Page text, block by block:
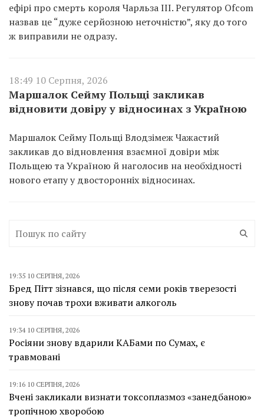
ефірі про смерть короля Чарльза III. Регулятор Ofcom
назвав це “дуже серйозною неточністю”, яку до того
ж виправили не одразу.
18:49 10 Серпня, 2026
Маршалок Сейму Польщі закликав
відновити довіру у відносинах з Україною
Маршалок Сейму Польщі Влодзімеж Чажастий
закликав до відновлення взаємної довіри між
Польщею та Україною й наголосив на необхідності
нового етапу у двосторонніх відносинах.
19:35 10 СЕРПНЯ, 2026
Бред Пітт зізнався, що після семи років тверезості
знову почав трохи вживати алкоголь
19:34 10 СЕРПНЯ, 2026
Росіяни знову вдарили КАБами по Сумах, є
травмовані
19:16 10 СЕРПНЯ, 2026
Вчені закликали визнати токсоплазмоз «занедбаною»
тропічною хворобою